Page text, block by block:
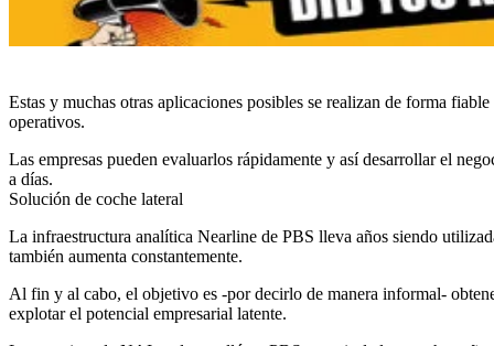
Estas y muchas otras aplicaciones posibles se realizan de forma
operativos.
Las empresas pueden evaluarlos rápidamente y así desarrollar el
a días.
Solución de coche lateral
La infraestructura analítica Nearline de PBS lleva años siendo
también aumenta constantemente.
Al fin y al cabo, el objetivo es -por decirlo de manera informal-
explotar el potencial empresarial latente.